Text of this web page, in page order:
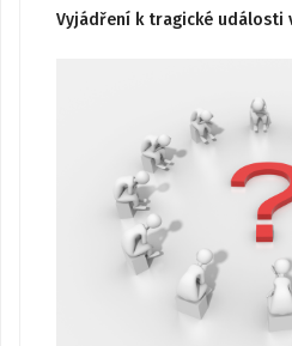
Vyjádření k tragické události